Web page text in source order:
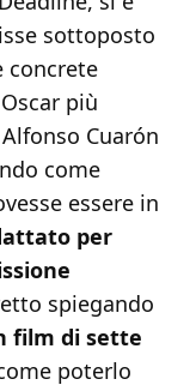
sottoposto
concrete
più
Cuarón
come
essere in
per
spiegando
film di sette
poterlo